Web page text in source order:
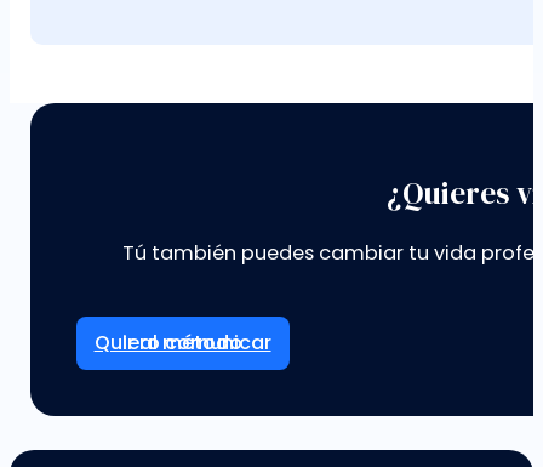
¿Quieres
Tú también puedes cambiar tu vida
Ir al método